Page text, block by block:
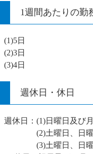
1週間あたりの勤
(1)5日
(2)3日
(3)4日
週休日・休日
週休日：(1)日曜日及び
(2)土曜日、日曜日
(3)土曜日、日曜日